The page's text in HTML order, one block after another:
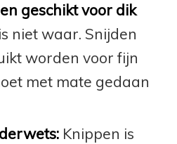
geschikt voor dik
niet waar. Snijden
worden voor fijn
met mate gedaan
Knippen is